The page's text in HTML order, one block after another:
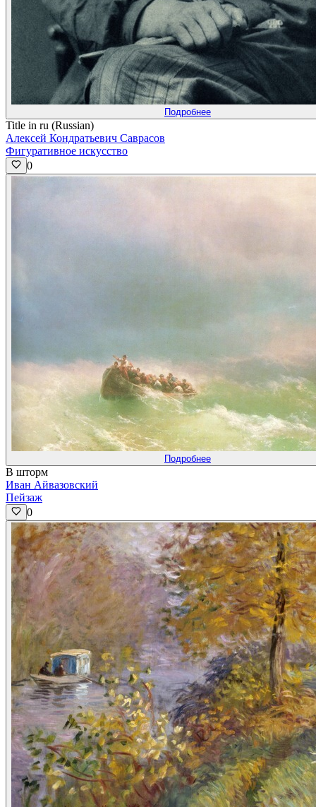
Подробнее
Title in ru (Russian)
Алексей Кондратьевич Саврасов
Фигуративное искусство
0
Подробнее
В шторм
Иван Айвазовский
Пейзаж
0